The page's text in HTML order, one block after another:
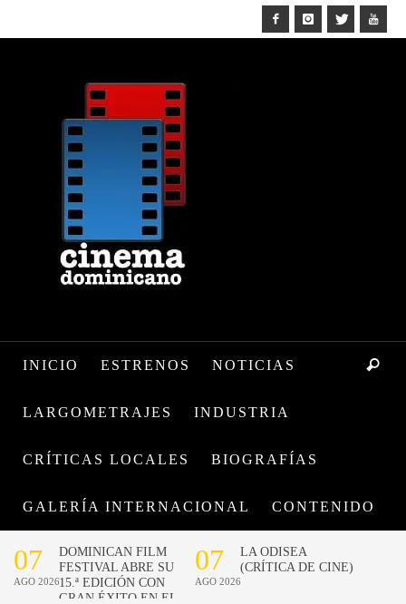
INICIO ESTRENOS NOTICIAS
LARGOMETRAJES INDUSTRIA
CRÍTICAS LOCALES BIOGRAFÍAS
GALERÍA INTERNACIONAL CONTENIDO